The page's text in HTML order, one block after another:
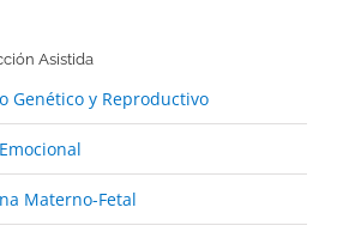
Asistida
Genético y Reproductivo
Materno-Fetal